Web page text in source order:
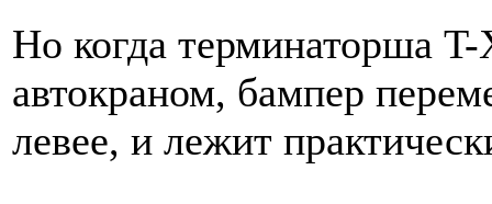
Но когда терминаторша
автокраном, бампер
левее, и лежит